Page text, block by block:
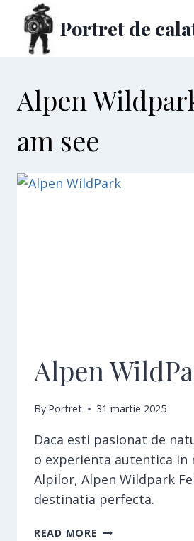
content
Portret de
Alpen
am see
Alpen
By Portret 31 martie 2025
Daca esti pasionat de
o experienta autentica in
Alpilor, Alpen Wildpark
destinatia perfecta.
READ MORE ALPEN